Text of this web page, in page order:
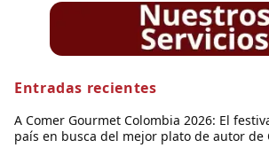
Entradas recientes
A Comer Gourmet Colombia 2026: El
país en busca del mejor plato de autor de